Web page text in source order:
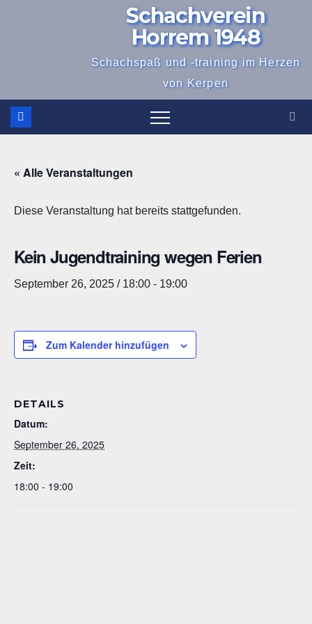
Schachverein
Horrem 1948
Schachspaß und -training im Herzen
von Kerpen
« Alle Veranstaltungen
Diese Veranstaltung hat bereits stattgefunden.
Kein Jugendtraining wegen Ferien
September 26, 2025 / 18:00 - 19:00
Zum Kalender hinzufügen
DETAILS
Datum:
September 26, 2025
Zeit:
18:00 - 19:00